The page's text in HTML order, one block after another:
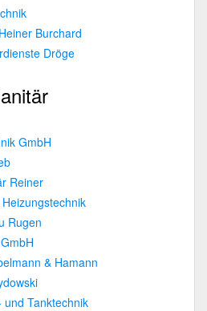
Burchard
Dröge
GmbH
Reiner
Rugen
& Hamann
und Tanktechnik